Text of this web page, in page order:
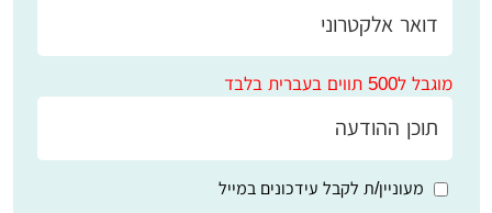
מוגבל ל500 תווים בעברית בלבד
מעוניין/ת לקבל עידכונים במייל